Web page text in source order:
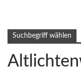
Suchbegriff wählen